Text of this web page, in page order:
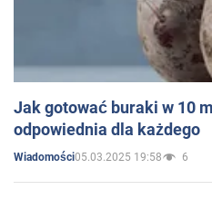
Jak gotować buraki w 10
odpowiednia dla każdego
Wiadomości05.03.2025 19:58 6